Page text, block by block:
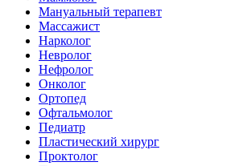
Мануальный терапевт
Массажист
Нарколог
Невролог
Нефролог
Онколог
Ортопед
Офтальмолог
Педиатр
Пластический хирург
Проктолог